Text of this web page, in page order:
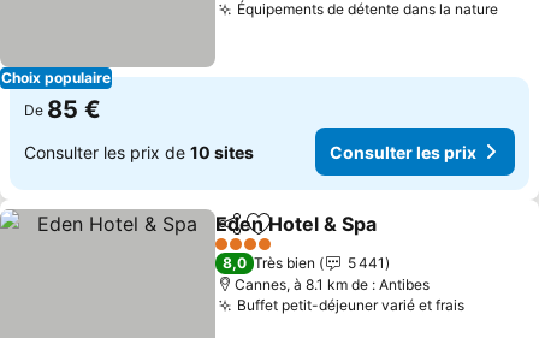
Choix populaire
Équipements de détente dans la nature
De 85 €
Consulter les prix de 10 sites Consulter les prix
PartagerAjouter à mes favoris
Eden Hotel & Spa
4 Étoiles
8,0 Très bien
5 441
Cannes, à 8.1 km de : Antibes
Buffet petit-déjeuner varié et frais